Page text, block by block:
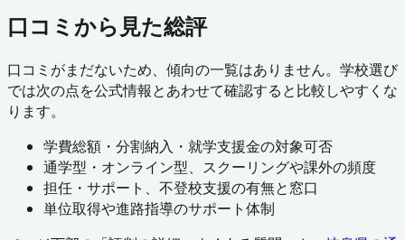
口コミから見た総評
口コミがまだないため、傾向の一覧はありません。学校選び
では次の点を公式情報とあわせて確認すると比較しやすくな
ります。
学費総額・分割納入・就学支援金の対象可否
通学型・オンライン型、スクーリングや課外の頻度
担任・サポート、不登校支援の有無と窓口
単位取得や進路指導のサポート体制